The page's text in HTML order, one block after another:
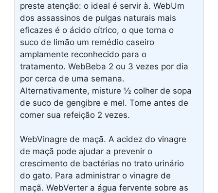
preste atenção: o ideal é servir à. WebUm
dos assassinos de pulgas naturais mais
eficazes é o ácido cítrico, o que torna o
suco de limão um remédio caseiro
amplamente reconhecido para o
tratamento. WebBeba 2 ou 3 vezes por dia
por cerca de uma semana.
Alternativamente, misture ½ colher de sopa
de suco de gengibre e mel. Tome antes de
comer sua refeição 2 vezes.
WebVinagre de maçã. A acidez do vinagre
de maçã pode ajudar a prevenir o
crescimento de bactérias no trato urinário
do gato. Para administrar o vinagre de
maçã. WebVerter a água fervente sobre as